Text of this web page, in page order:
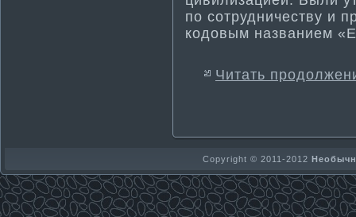
по сотрудничеству и
кодовым названием
Читать
Copyright © 2011-2012